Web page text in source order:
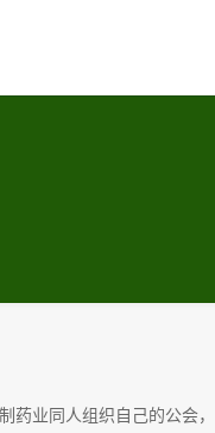
业同人组织自己的公会